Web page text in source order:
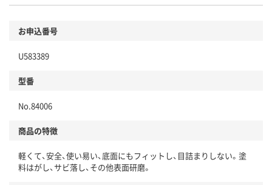
お申込番号
U583389
型番
No.84006
商品の特徴
軽くて、安全、使い易い、底面にもフィットし、目詰まりしない。塗
料はがし、サビ落し、その他表面研磨。